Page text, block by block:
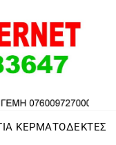
ΚΕΡΜΑΤΟΔΕΚΤΕΣ